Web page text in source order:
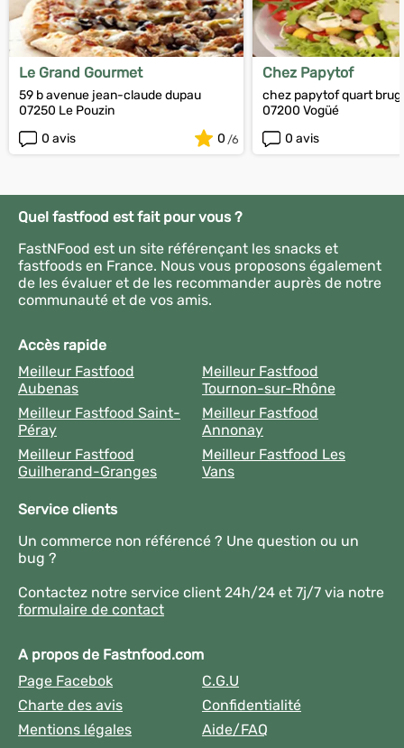
Le Grand Gourmet
59 b avenue jean-claude dupau
07250 Le Pouzin
0 avis
0
Chez Papytof
chez papytof quart
07200 Vogüé
0 avis
Quel fastfood est fait pour vous ?
FastNFood est un site référençant les snacks et
fastfoods en France. Nous vous proposons également
de les évaluer et de les recommander auprès de notre
communauté et de vos amis.
Accès rapide
Meilleur Fastfood
Aubenas
Meilleur Fastfood
Tournon-sur-Rhône
Meilleur Fastfood Saint-
Péray
Meilleur Fastfood
Annonay
Meilleur Fastfood
Guilherand-Granges
Meilleur Fastfood Les
Vans
Service clients
Un commerce non référencé ? Une question ou un
bug ?
Contactez notre service client 24h/24 et 7j/7 via notre
formulaire de contact
A propos de Fastnfood.com
Page Facebok
C.G.U
Charte des avis
Confidentialité
Mentions légales
Aide/FAQ